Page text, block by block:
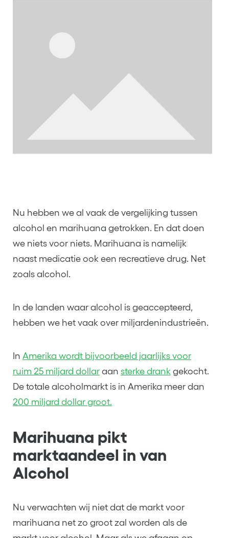
Nu hebben we al vaak de vergelijking tussen
alcohol en marihuana getrokken. En dat doen
we niets voor niets. Marihuana is namelijk
naast medicatie ook een recreatieve drug. Net
zoals alcohol.
In de landen waar alcohol is geaccepteerd,
hebben we het vaak over miljardenindustrieën.
In Amerika wordt bijvoorbeeld jaarlijks voor
ruim 25 miljard dollar aan sterke drank gekocht.
De totale alcoholmarkt is in Amerika meer dan
200 miljard dollar groot.
Marihuana pikt
marktaandeel in van
Alcohol
Nu verwachten wij niet dat de markt voor
marihuana net zo groot zal worden als de